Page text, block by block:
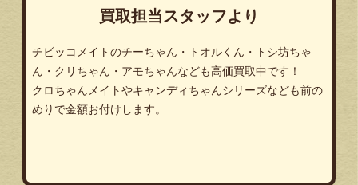
買取担当スタッフより
チビッコメイトのチーちゃん・トオルくん・トシ坊ちゃ
ん・クリちゃん・アモちゃんなども高価買取中です！
クロちゃんメイトやキャンディちゃんシリーズなども前の
めりで金額お付けします。